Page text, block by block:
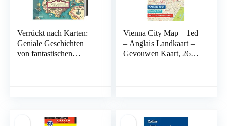
Verrückt nach Karten:
Geniale Geschichten
von fantastischen
Vienna City Map – 1ed
– Anglais Landkaart –
Gevouwen Kaart, 26